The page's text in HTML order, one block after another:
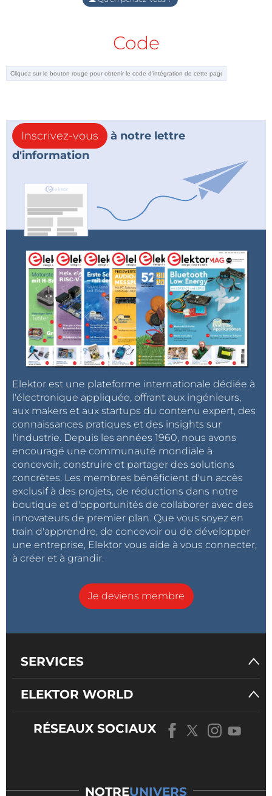
Code
Inscrivez-vous
à notre lettre
d'information
Elektor est une plateforme internationale dédiée à
l'électronique appliquée, offrant aux ingénieurs,
aux makers et aux startups du contenu expert, des
connaissances pratiques et des insights sur
l'industrie. Depuis les années 1960, nous avons
encouragé une communauté mondiale à
concevoir, construire et partager des solutions
concrètes. Les membres bénéficient d'un accès
exclusif à des projets, de réductions dans notre
boutique et d'opportunités de collaborer avec des
innovateurs de premier plan. Que vous soyez en
train d'apprendre, de concevoir ou de développer
une entreprise, Elektor vous aide à vous connecter,
à créer et à grandir.
Je deviens membre
SERVICES
ELEKTOR WORLD
RÉSEAUX SOCIAUX
NOTREUNIVERS